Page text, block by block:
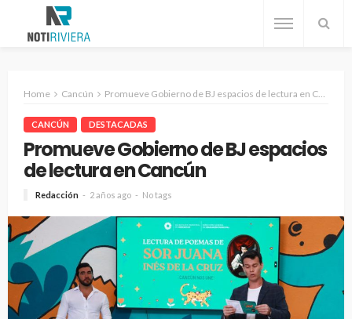
Home Cancún Promueve Gobierno de BJ espacios de lectura en Cancún
CANCÚN DESTACADAS
Promueve Gobierno de BJ espacios
de lectura en Cancún
Redacción 2 años ago No tags